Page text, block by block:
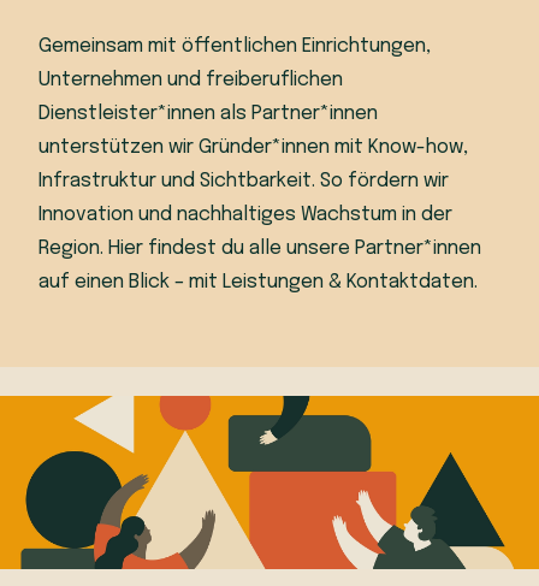
Gemeinsam mit öffentlichen Einrichtungen,
Unternehmen und freiberuflichen
Dienstleister*innen als Partner*innen
unterstützen wir Gründer*innen mit Know-how,
Infrastruktur und Sichtbarkeit. So fördern wir
Innovation und nachhaltiges Wachstum in der
Region. Hier findest du alle unsere Partner*innen
auf einen Blick – mit Leistungen & Kontaktdaten.